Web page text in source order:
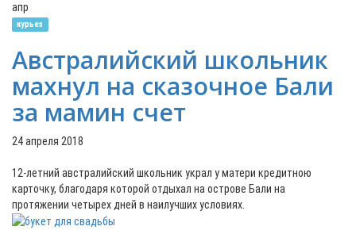
апр
курьез
Австралийский школьник
махнул на сказочное Бали
за мамин счет
24 апреля 2018
12-летний австралийский школьник украл у матери кредитною
карточку, благодаря которой отдыхал на острове Бали на
протяжении четырех дней в наилучших условиях.